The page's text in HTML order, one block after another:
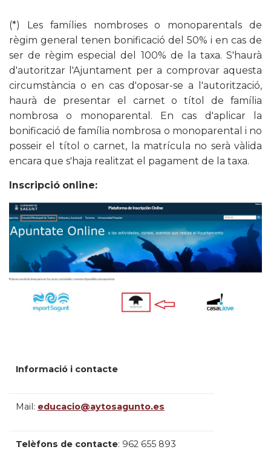
(*) Les famílies nombroses o monoparentals de
règim general tenen bonificació del 50% i en cas de
ser de règim especial del 100% de la taxa. S'haurà
d'autoritzar l'Ajuntament per a comprovar aquesta
circumstància o en cas d'oposar-se a l'autorització,
haurà de presentar el carnet o títol de família
nombrosa o monoparental. En cas d'aplicar la
bonificació de família nombrosa o monoparental i no
posseir el títol o carnet, la matrícula no serà vàlida
encara que s'haja realitzat el pagament de la taxa.
Inscripció online:
Informació i contacte
Mail: educacio@aytosagunto.es
Telèfons de contacte: 962 655 893